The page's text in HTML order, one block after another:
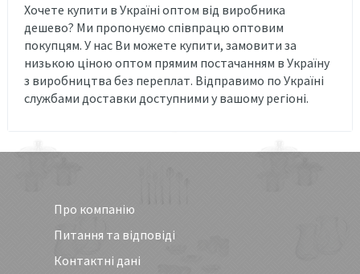
Хочете купити в Україні оптом від виробника
дешево? Ми пропонуємо співпрацю оптовим
покупцям. У нас Ви можете купити, замовити за
низькою ціною оптом прямим постачанням в Україну
з виробництва без переплат. Відправимо по Україні
службами доставки доступними у вашому регіоні.
Про компанію
Питання та відповіді
Контактні дані